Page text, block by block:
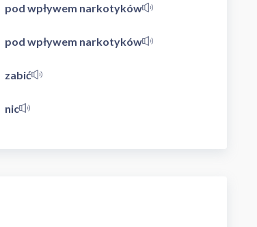
pod wpływem narkotyków
pod wpływem narkotyków
zabić
nic